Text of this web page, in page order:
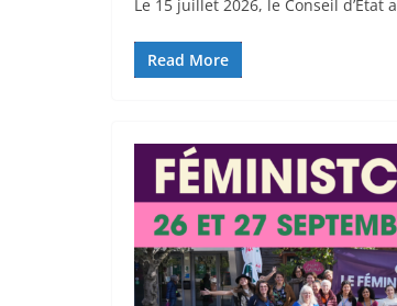
Le 15 juillet 2026, le Conseil
Read More